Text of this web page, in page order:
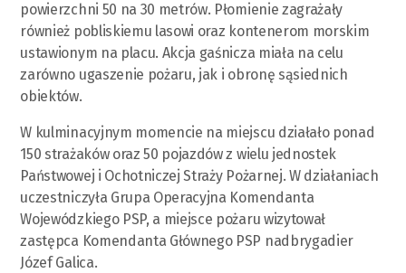
powierzchni 50 na 30 metrów. Płomienie zagrażały
również pobliskiemu lasowi oraz kontenerom morskim
ustawionym na placu. Akcja gaśnicza miała na celu
zarówno ugaszenie pożaru, jak i obronę sąsiednich
obiektów.
W kulminacyjnym momencie na miejscu działało ponad
150 strażaków oraz 50 pojazdów z wielu jednostek
Państwowej i Ochotniczej Straży Pożarnej. W działaniach
uczestniczyła Grupa Operacyjna Komendanta
Wojewódzkiego PSP, a miejsce pożaru wizytował
zastępca Komendanta Głównego PSP nadbrygadier
Józef Galica.